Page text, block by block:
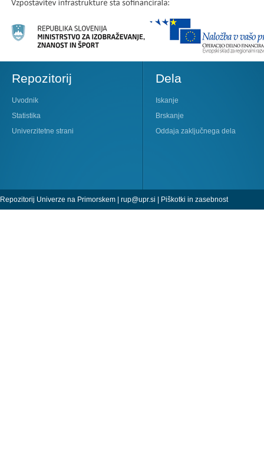
Repozitorij
Uvodnik
Statistika
Univerzitetne strani
Dela
Iskanje
Brskanje
Oddaja zaključnega dela
Repozitorij Univerze na Primorskem | rup@upr.si | Piškotki in zasebnost